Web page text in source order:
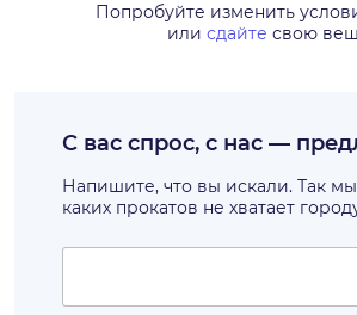
Попробуйте изменить
или сдайте свою
С вас спрос, с нас —
Напишите, что вы искали. Так
каких прокатов не хватает